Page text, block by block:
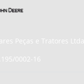
Peças e Tratores Ltda
0002-16